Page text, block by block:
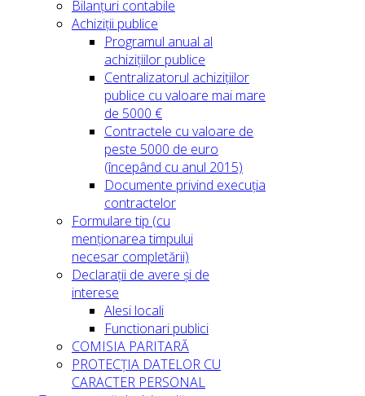
Bilanțuri contabile
Achiziții publice
Programul anual al
achizițiilor publice
Centralizatorul achizițiilor
publice cu valoare mai mare
de 5000 €
Contractele cu valoare de
peste 5000 de euro
(începând cu anul 2015)
Documente privind execuția
contractelor
Formulare tip (cu
menționarea timpului
necesar completării)
Declarații de avere și de
interese
Alesi locali
Functionari publici
COMISIA PARITARĂ
PROTECȚIA DATELOR CU
CARACTER PERSONAL